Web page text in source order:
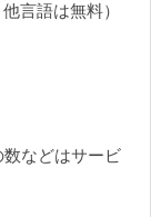
言語は無料）
などはサービ